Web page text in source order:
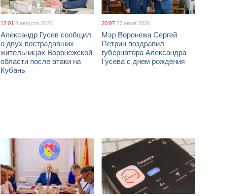
12:01 4 августа 2026
Александр Гусев сообщил
о двух пострадавших
жительницах Воронежской
области после атаки на
Кубань
20:07 27 июля 2026
Мэр Воронежа Сергей
Петрин поздравил
губернатора Александра
Гусева с днем рождения